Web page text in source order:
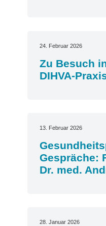
24. Februar 2026
Zu Besuch
DIHVA-
13. Februar 2026
Gespräche:
Dr. med.
28. Januar 2026